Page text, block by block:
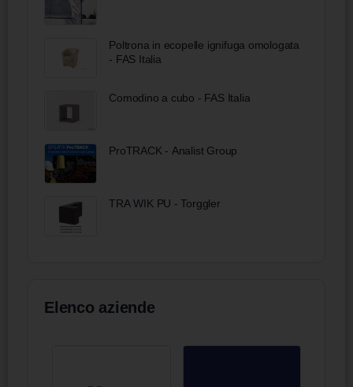
Poltrona in ecopelle ignifuga omologata
- FAS Italia
Comodino a cubo - FAS Italia
ProTRACK - Analist Group
TRA WIK PU - Torggler
Elenco aziende